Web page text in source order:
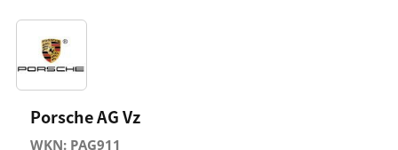
Porsche AG Vz
WKN: PAG911